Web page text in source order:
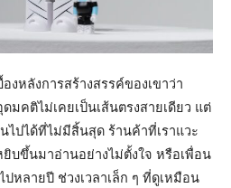
งหลังการสร้างสรรค์ของเขาว่า
มคติไม่เคยเป็นเส้นตรงสายเดียว แต่
ไปได้ที่ไม่มีสิ้นสุด ร้านค้าที่เราแวะ
บขึ้นมาอ่านอย่างไม่ตั้งใจ หรือเพื่อน
หลายปี ช่วงเวลาเล็ก ๆ ที่ดูเหมือน